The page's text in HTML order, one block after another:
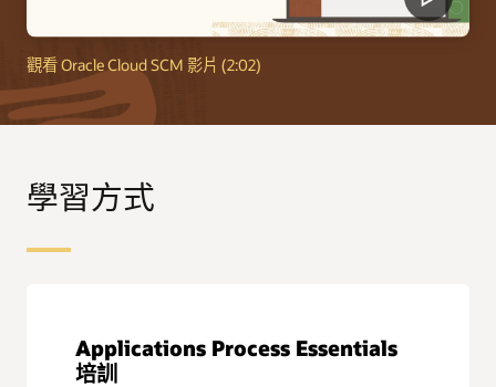
觀看 Oracle Cloud SCM 影片 (2:02)
學習方式
Applications Process Essentials
培訓